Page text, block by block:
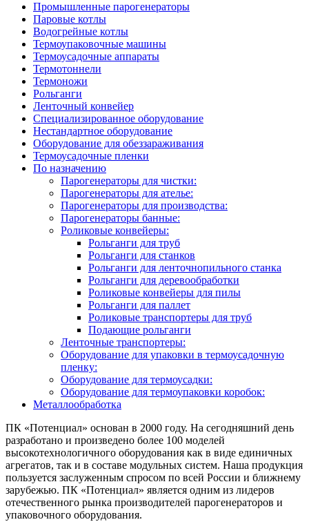
Промышленные парогенераторы
Паровые котлы
Водогрейные котлы
Термоупаковочные машины
Термоусадочные аппараты
Термотоннели
Термоножи
Рольганги
Ленточный конвейер
Специализированное оборудование
Нестандартное оборудование
Оборудование для обеззараживания
Термоусадочные пленки
По назначению
Парогенераторы для чистки:
Парогенераторы для ателье:
Парогенераторы для производства:
Парогенераторы банные:
Роликовые конвейеры:
Рольганги для труб
Рольганги для станков
Рольганги для ленточнопильного станка
Рольганги для деревообработки
Роликовые конвейеры для пилы
Рольганги для паллет
Роликовые транспортеры для труб
Подающие рольганги
Ленточные транспортеры:
Оборудование для упаковки в термоусадочную
пленку:
Оборудование для термоусадки:
Оборудование для термоупаковки коробок:
Металлообработка
ПК «Потенциал» основан в 2000 году. На сегодняшний день
разработано и произведено более 100 моделей
высокотехнологичного оборудования как в виде единичных
агрегатов, так и в составе модульных систем. Наша продукция
пользуется заслуженным спросом по всей России и ближнему
зарубежью. ПК «Потенциал» является одним из лидеров
отечественного рынка производителей парогенераторов и
упаковочного оборудования.